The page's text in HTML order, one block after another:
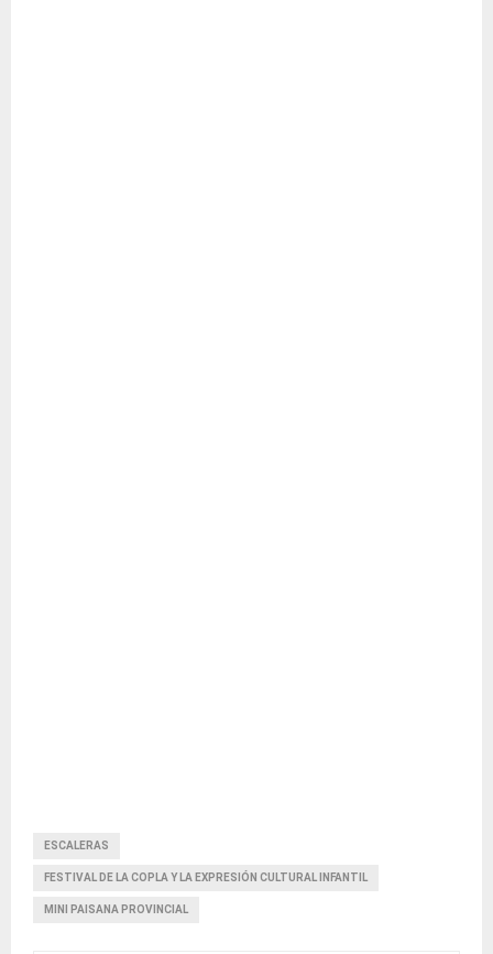
ESCALERAS
FESTIVAL DE LA COPLA Y LA EXPRESIÓN CULTURAL INFANTIL
MINI PAISANA PROVINCIAL